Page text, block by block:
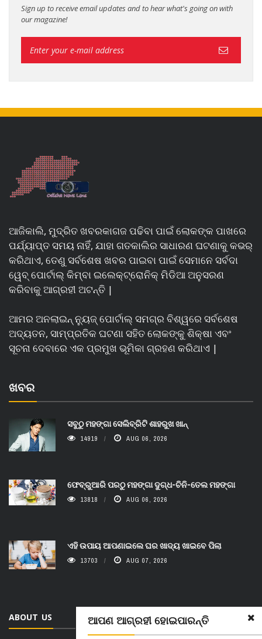
ଆପଣ ଆଗ୍ରହୀ ହୋଇପାରନ୍ତି
Sign up to receive email updates and to hear what's going on with
our magazine!
ଆଜିକାଲି, ମୁଦ୍ରିତ ଖବରକାଗଜ ପଢିବା ପାଇଁ ଲୋକଙ୍କ ପାଖରେ
ପର୍ଯ୍ୟାପ୍ତ ସମୟ ନାହିଁ, ଯାହା ଗତକାଲିର ସାଧାରଣ ଘଟଣାକୁ କଭର୍
କରିଥାଏ, ତେଣୁ ସର୍ବଶେଷ ଖବର ପାଇବା ପାଇଁ ସେମାନେ ସର୍ବଦା
ୱେବ୍ ପୋର୍ଟାଲ୍ କିମ୍ବା ଇଲେକ୍ଟ୍ରୋନିକ୍ ମିଡିଆ ଅନୁସରଣ
କରିବାକୁ ଆଗ୍ରହୀ ଅଟନ୍ତି |
ଆମର ଅନଲାଇନ୍ ନ୍ୟୁଜ୍ ପୋର୍ଟାଲ୍ ସମଗ୍ର ବିଶ୍ୱରେ ସର୍ବଶେଷ
ଅଦ୍ୟତନ, ସାମ୍ପ୍ରତିକ ଘଟଣା ସହିତ ଲୋକଙ୍କୁ ଶିକ୍ଷା ଏବଂ
ସୂଚନା ଦେବାରେ ଏକ ପ୍ରମୁଖ ଭୂମିକା ଗ୍ରହଣ କରିଥାଏ |
ଖବର
ସବୁଠୁ ମହଙ୍ଗା ସେଲିବ୍ରିଟି ଶାହରୁଖ ଖାନ୍
14919 AUG 06, 2026
ଫେବ୍ରୁଆରି ପରଠୁ ମହଙ୍ଗା ଦୁଗ୍ଧ-ଚିନି-ତେଲ ମହଙ୍ଗା
13818 AUG 06, 2026
ଏହି ଉପାୟ ଆପଣାଇଲେ ଘର ଖାଦ୍ୟ ଖାଇବେ ପିଲା
13703 AUG 07, 2026
ABOUT US